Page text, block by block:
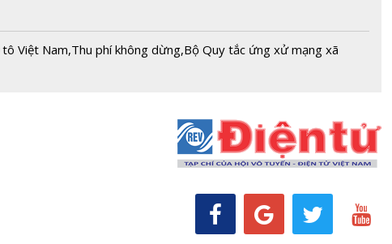
Việt Nam,Thu phí không dừng,Bộ Quy tắc ứng xử mạng xã